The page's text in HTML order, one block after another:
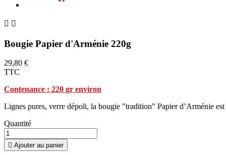
 
Bougie Papier d'Arménie 220g
29,80 €
TTC
Contenance : 220 gr environ
Lignes pures, verre dépoli, la bougie "tradition" Papier d’Arménie
Quantité
 Ajouter au panier